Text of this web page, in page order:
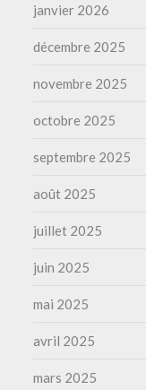
janvier 2026
décembre 2025
novembre 2025
octobre 2025
septembre 2025
août 2025
juillet 2025
juin 2025
mai 2025
avril 2025
mars 2025